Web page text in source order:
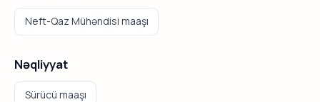
Neft-Qaz Mühəndisi maaşı
Nəqliyyat
Sürücü maaşı